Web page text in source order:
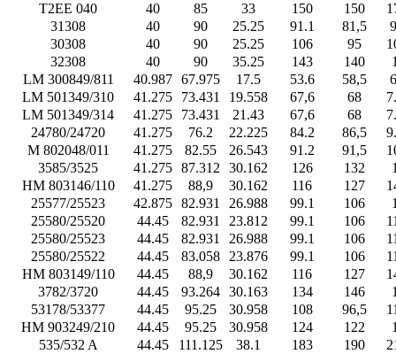
T2EE 040
40 85 33 150 150
31308
40 90 25.25 91.1 81,5
30308
40 90 25.25 106 95
32308
40 90 35.25 143 140
LM 300849/811
40.987 67.975 17.5 53.6 58,5
LM 501349/310
41.275 73.431 19.558 67,6 68
LM 501349/314
41.275 73.431 21.43 67,6 68
24780/24720
41.275 76.2 22.225 84.2 86,5
M 802048/011
41.275 82.55 26.543 91.2 91,5
3585/3525
41.275 87.312 30.162 126 132
HM 803146/110
41.275 88,9 30.162 116 127
25577/25523
42.875 82.931 26.988 99.1 106
25580/25520
44.45 82.931 23.812 99.1 106
25580/25523
44.45 82.931 26.988 99.1 106
25580/25522
44.45 83.058 23.876 99.1 106
HM 803149/110
44.45 88,9 30.162 116 127
3782/3720
44.45 93.264 30.163 134 146
53178/53377
44.45 95.25 30.958 108 96,5
HM 903249/210
44.45 95.25 30.958 124 122
535/532 A
44.45 111.125 38.1 183 190